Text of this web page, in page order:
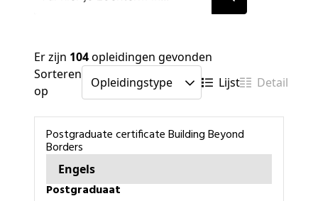
Er zijn 104opleidingen gevonden
Sorteren
op
Lijst Detail
Postgraduate certificate Building Beyond
Borders
Engels
Postgraduaat